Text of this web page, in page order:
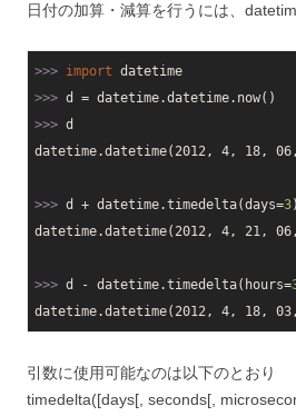
日付の加算・減算を行うには、
>>> import datetime
>>> d = datetime.datetime.now()
>>> d
datetime.datetime(2012, 4, 18,
>>> d + datetime.timedelta(days=3
datetime.datetime(2012, 4, 21,
>>> d - datetime.timedelta(hours=
引数に使用可能なのは以下のとおり
timedelta([days[, seconds[,